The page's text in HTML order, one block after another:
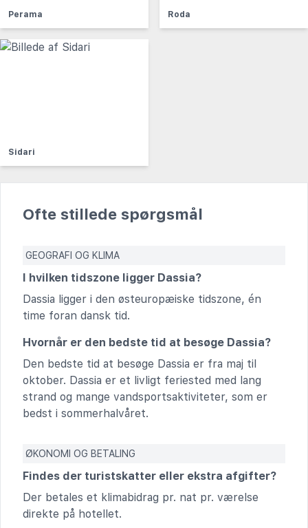
Perama Roda
Sidari
Ofte stillede spørgsmål
GEOGRAFI OG KLIMA
I hvilken tidszone ligger Dassia?
Dassia ligger i den østeuropæiske tidszone, én
time foran dansk tid.
Hvornår er den bedste tid at besøge Dassia?
Den bedste tid at besøge Dassia er fra maj til
oktober. Dassia er et livligt feriested med lang
strand og mange vandsportsaktiviteter, som er
bedst i sommerhalvåret.
ØKONOMI OG BETALING
Findes der turistskatter eller ekstra afgifter?
Der betales et klimabidrag pr. nat pr. værelse
direkte på hotellet.